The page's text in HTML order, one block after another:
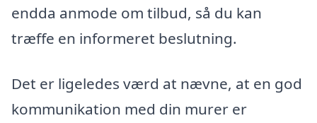
endda anmode om tilbud, så du kan
træffe en informeret beslutning.
Det er ligeledes værd at nævne, at en god
kommunikation med din murer er